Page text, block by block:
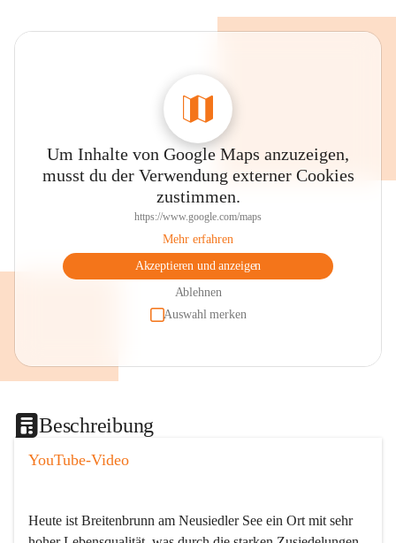
Um Inhalte von Google Maps anzuzeigen,
musst du der Verwendung externer Cookies
zustimmen.
https://www.google.com/maps
Mehr erfahren
Akzeptieren und anzeigen
Ablehnen
Auswahl merken
Beschreibung
YouTube-Video
Heute ist Breitenbrunn am Neusiedler See ein Ort mit sehr